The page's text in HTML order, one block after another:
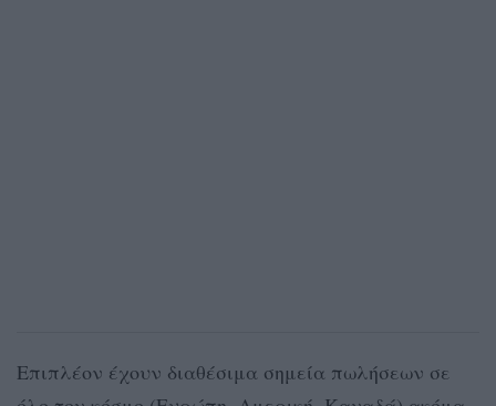
Επιπλέον έχουν διαθέσιμα σημεία πωλήσεων σε